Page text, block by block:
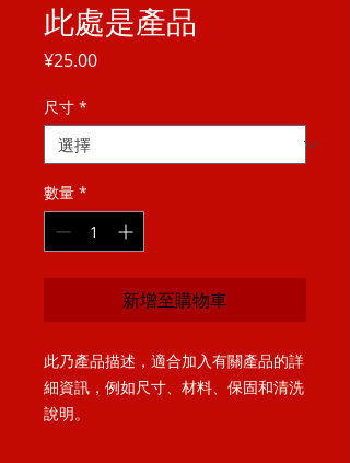
此處是產品
¥25.00價
尺寸 *
數量 *
新增至購物車
此乃產品描述，適合加入有關產品的詳
細資訊，例如尺寸、材料、保固和清洗
說明。